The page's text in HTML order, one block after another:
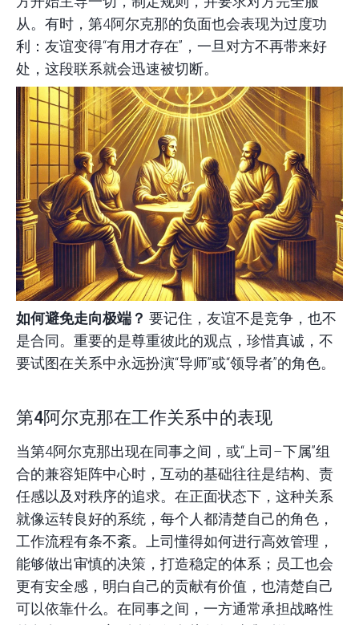
从。有时，第4阿尔克那的负面也会表现为过度功
利：友谊变得“有用才存在”，一旦对方不再带来好
处，这段联系就会迅速被切断。
如何避免走向极端？ 要记住，友谊不是竞争，也不
是合同。重要的是尊重彼此的观点，珍惜真诚，不
要试图在关系中永远扮演“导师”或“领导者”的角色。
第4阿尔克那在工作关系中的表现
当第4阿尔克那出现在同事之间，或“上司–下属”组
合的兼容矩阵中心时，互动的基础往往是结构、责
任感以及对秩序的追求。在正面状态下，这种关系
就像运转良好的系统，每个人都清楚自己的角色，
工作流程有条不紊。上司懂得如何进行高效管理，
能够做出审慎的决策，打造稳定的体系；员工也会
更有安全感，明白自己的贡献有价值，也清楚自己
可以依靠什么。在同事之间，一方通常承担战略性